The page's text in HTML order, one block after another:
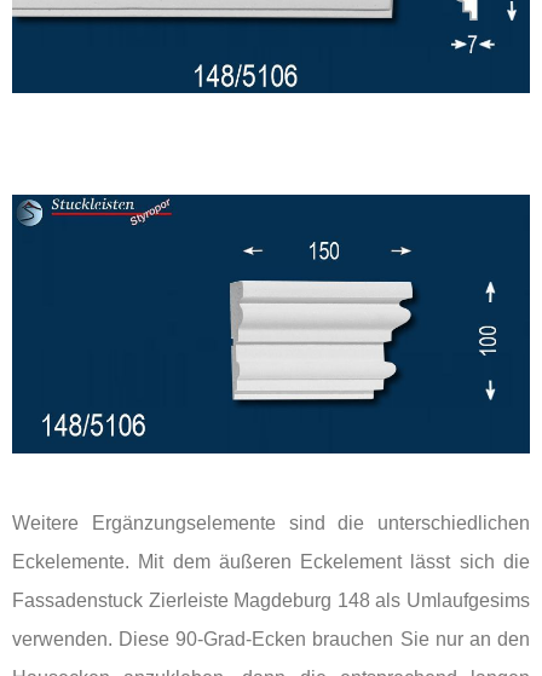
Weitere Ergänzungselemente sind die unterschiedlichen
Eckelemente. Mit dem äußeren Eckelement lässt sich die
Fassadenstuck Zierleiste Magdeburg 148 als Umlaufgesims
verwenden. Diese 90-Grad-Ecken brauchen Sie nur an den